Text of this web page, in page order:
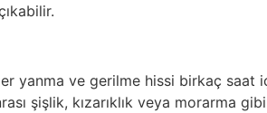
yanma ve gerilme hissi birkaç
şişlik, kızarıklık veya morarma